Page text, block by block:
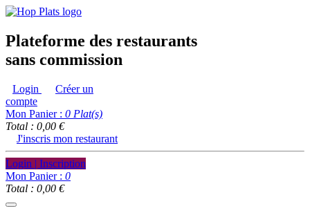
Plateforme des restaurants
sans commission
Login
Créer un
compte
Mon Panier : 0 Plat(s)
Total : 0,00 €
J'inscris mon restaurant
Login | Inscription
Mon Panier : 0
Total : 0,00 €